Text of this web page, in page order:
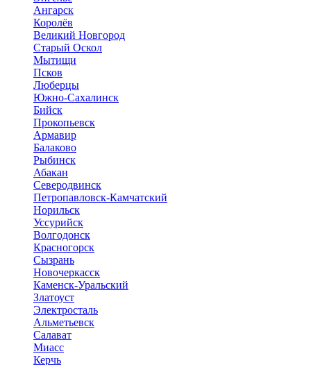
Ангарск
Королёв
Великий Новгород
Старый Оскол
Мытищи
Псков
Люберцы
Южно-Сахалинск
Бийск
Прокопьевск
Армавир
Балаково
Рыбинск
Абакан
Северодвинск
Петропавловск-Камчатский
Норильск
Уссурийск
Волгодонск
Красногорск
Сызрань
Новочеркасск
Каменск-Уральский
Златоуст
Электросталь
Альметьевск
Салават
Миасс
Керчь